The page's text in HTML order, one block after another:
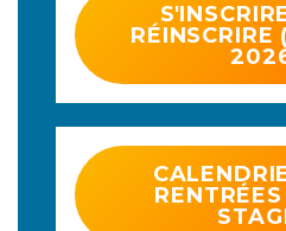
RÉINSCRIRE